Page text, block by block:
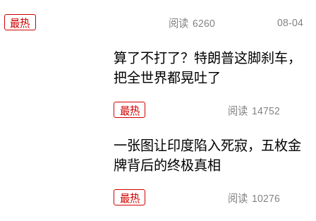
最热 阅读 6260 08-04
算了不打了？特朗普这脚刹车，
把全世界都晃吐了
最热 阅读 14752
一张图让印度陷入死寂，五枚金
牌背后的终极真相
最热 阅读 10276